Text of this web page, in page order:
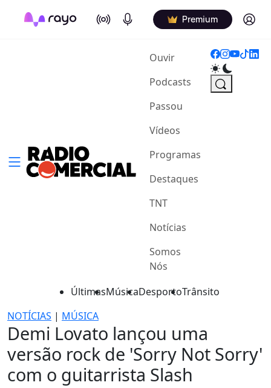
On Air Podcasts Premium Log in
Ouvir(current)
Podcasts
Passou
Vídeos
Programas
Destaques
TNT
Notícias
Somos
Nós
ÚltimasMúsicaDesportoTrânsito
NOTÍCIAS | MÚSICA
Demi Lovato lançou uma
versão rock de 'Sorry Not Sorry'
com o guitarrista Slash